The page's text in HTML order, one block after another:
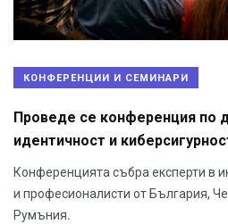
КОНФЕРЕНЦИИ И СЕМИНАРИ
Проведе се конференция по
идентичност и
Конференцията събра експерти в
и професионалисти от България,
Румъния.